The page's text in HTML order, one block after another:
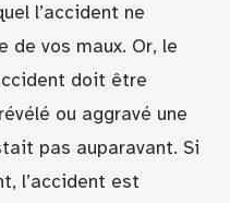
l’accident ne
de vos maux. Or, le
doit être
ou aggravé une
pas auparavant. Si
l’accident est